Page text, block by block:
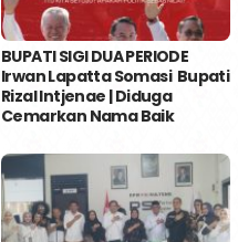
BUPATI SIGI DUA PERIODE
Irwan Lapatta Somasi Bupati
Rizal Intjenae | Diduga
Cemarkan Nama Baik